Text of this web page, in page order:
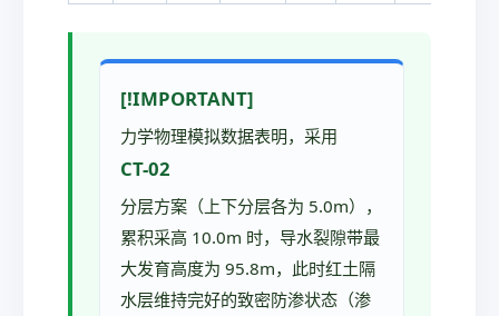
[!IMPORTANT]
力学物理模拟数据表明，采用
CT-02
分层方案（上下分层各为 5.0m），
累积采高 10.0m 时，导水裂隙带最
大发育高度为 95.8m，此时红土隔
水层维持完好的致密防渗状态（渗